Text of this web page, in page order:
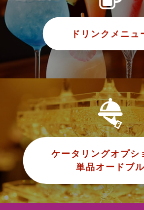
ドリンクメニュ
ケータリングオプシ
単品オードブル